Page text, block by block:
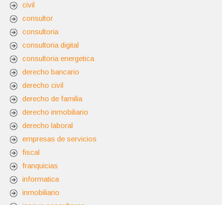
civil
consultor
consultoria
consultoria digital
consultoria energetica
derecho bancario
derecho civil
derecho de familia
derecho inmobiliario
derecho laboral
empresas de servicios
fiscal
franquicias
informatica
inmobiliario